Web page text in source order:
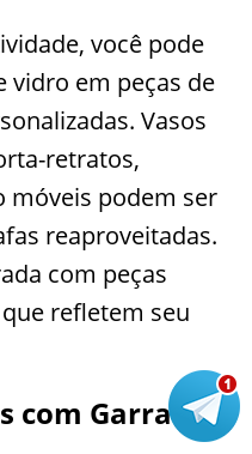
você pode
em peças de
Vasos
retratos,
móveis podem ser
reaproveitadas.
com peças
refletem seu
com Garrafas